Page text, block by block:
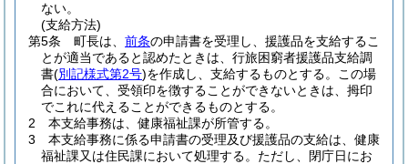
ない。
(支給方法)
第5条
町長は、 前条の申請書を受理し、援護品を支給するこ
とが適当であると認めたときは、行旅困窮者援護品支給調
書(別記様式第2号)を作成し、支給するものとする。
この場
合において、受領印を徴することができないときは、拇印
でこれに代えることができるものとする。
2
本支給事務は、健康福祉課が所管する。
3
本支給事務に係る申請書の受理及び援護品の支給は、健康
福祉課又は住民課において処理する。 ただし、閉庁日にお